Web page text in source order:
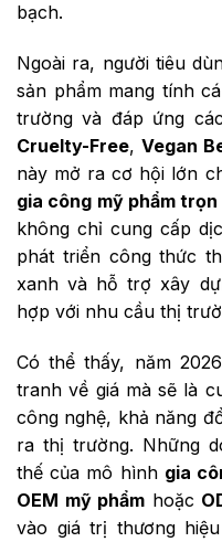
bạch.
Ngoài ra, người tiêu
sản phẩm mang tính
trường và đáp ứng
Cruelty-Free,Vegan
này mở ra cơ hội lớn
gia công mỹ phẩm trọn
không chỉ cung cấp
phát triển công thức
xanh và hỗ trợ xây
hợp với nhu cầu thị
Có thể thấy, năm
tranh về giá mà sẽ là
công nghệ, khả năng
ra thị trường. Những
thế của mô hình gia
OEM mỹ phẩm hoặc
vào giá trị thương